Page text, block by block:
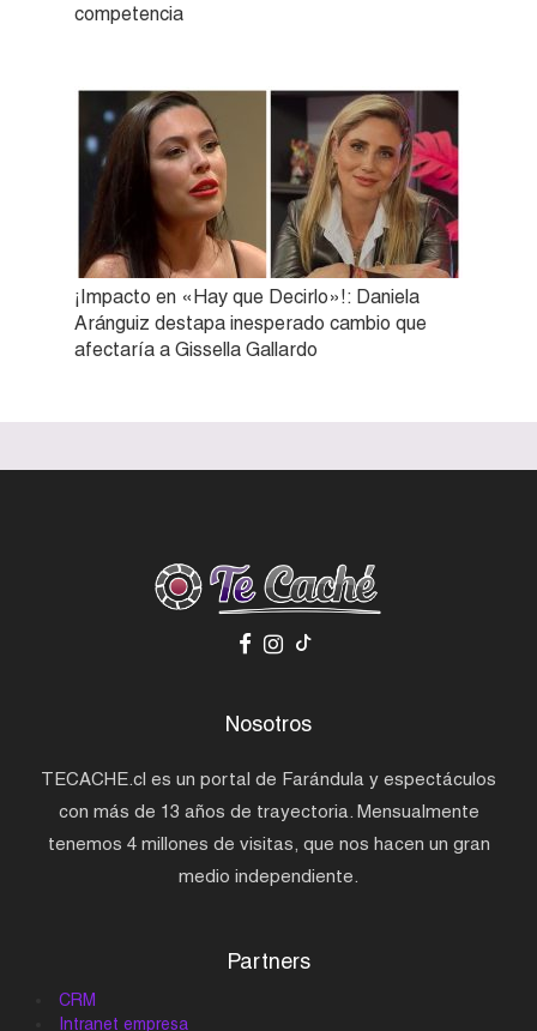
competencia
¡Impacto en «Hay que Decirlo»!: Daniela
Aránguiz destapa inesperado cambio que
afectaría a Gissella Gallardo
Nosotros
TECACHE.cl es un portal de Farándula y espectáculos
con más de 13 años de trayectoria. Mensualmente
tenemos 4 millones de visitas, que nos hacen un gran
medio independiente.
Partners
CRM
Intranet empresa